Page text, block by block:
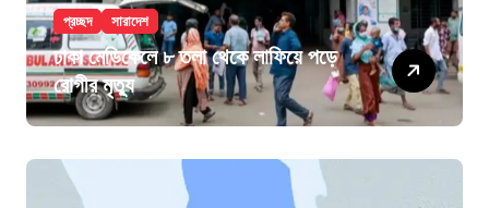
প্রচ্ছদ সারাদেশ
ঢাকা মেডিকেলে ৮ তলা থেকে লাফিয়ে পড়ে
রোগীর মৃত্যু